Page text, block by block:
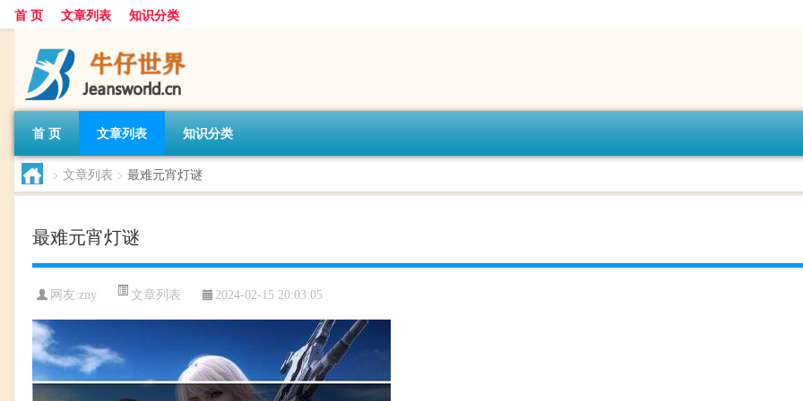
首 页 文章列表 知识分类
首 页 文章列表 知识分类
> 文章列表 > 最难元宵灯谜
最难元宵灯谜
网友:zny 文章列表 2024-02-15 20:03:05